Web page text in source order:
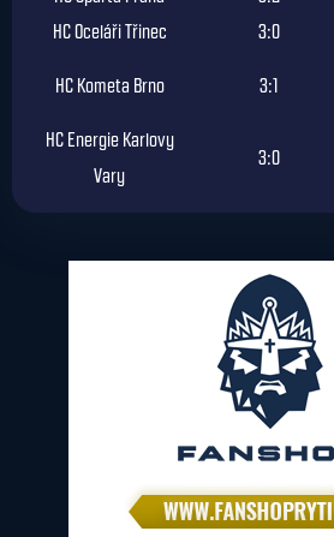
HC Oceláři Třinec
3:0
HC Kometa Brno 3:1
HC Energie Karlovy
Vary
3:0